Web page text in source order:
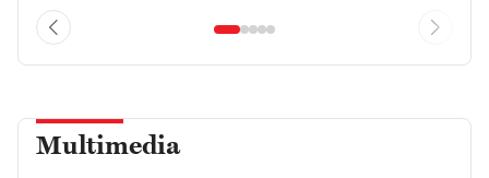
Multimedia